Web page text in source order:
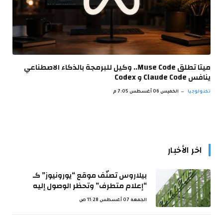
ميتا تطلق Muse Code.. وكيل للبرمجة بالذكاء الاصطناعي
ينافس Claude Code و Codex
تكنولوجيا الخميس 06 أغسطس 7:05 م
اخر الأخبار
بيلاروس تصنّف موقع “يورونيوز” كـ
“إعلام متطرف” وتحظر الوصول إليه
الجمعة 07 أغسطس 11:28 ص